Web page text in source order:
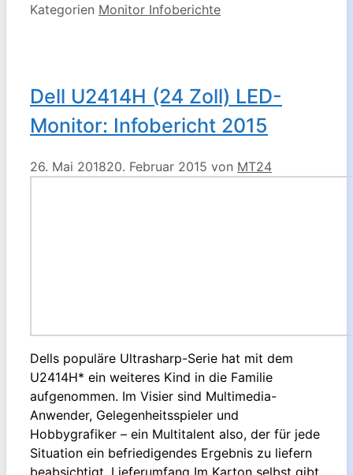
Kategorien Monitor Infoberichte
Dell U2414H (24 Zoll) LED-
Monitor: Infobericht 2015
26. Mai 201820. Februar 2015 von MT24
Dells populäre Ultrasharp-Serie hat mit dem
U2414H* ein weiteres Kind in die Familie
aufgenommen. Im Visier sind Multimedia-
Anwender, Gelegenheitsspieler und
Hobbygrafiker – ein Multitalent also, der für jede
Situation ein befriedigendes Ergebnis zu liefern